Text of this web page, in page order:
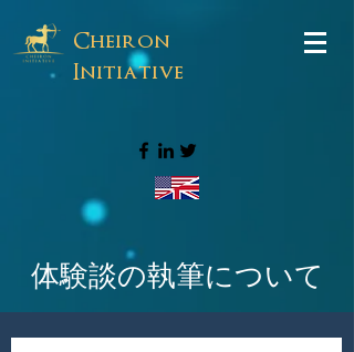
Cheiron
Initiative
体験談の執筆について